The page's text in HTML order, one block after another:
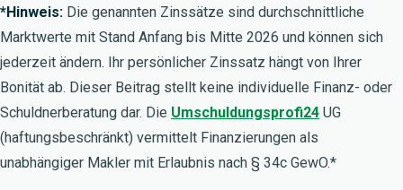
*Hinweis: Die genannten Zinssätze sind durchschnittliche
Marktwerte mit Stand Anfang bis Mitte 2026 und können sich
jederzeit ändern. Ihr persönlicher Zinssatz hängt von Ihrer
Bonität ab. Dieser Beitrag stellt keine individuelle Finanz- oder
Schuldnerberatung dar. Die Umschuldungsprofi24 UG
(haftungsbeschränkt) vermittelt Finanzierungen als
unabhängiger Makler mit Erlaubnis nach § 34c GewO.*